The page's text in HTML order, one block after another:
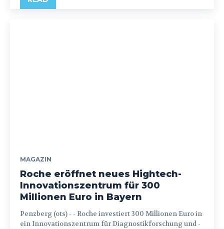
MAGAZIN
Roche eröffnet neues Hightech-
Innovationszentrum für 300
Millionen Euro in Bayern
Penzberg (ots) - - Roche investiert 300 Millionen Euro in
ein Innovationszentrum für Diagnostikforschung und -